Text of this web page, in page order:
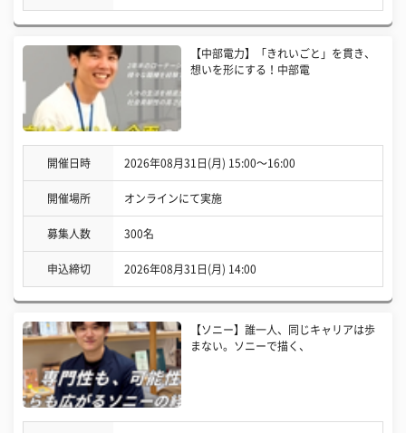
【中部電力】「きれいごと」を貫き、
想いを形にする！中部電
開催日時 2026年08月31日(月) 15:00〜16:00
開催場所 オンラインにて実施
募集人数 300名
申込締切 2026年08月31日(月) 14:00
【ソニー】誰一人、同じキャリアは歩
まない。ソニーで描く、